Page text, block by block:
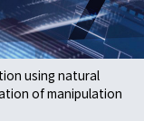
using natural
of manipulation